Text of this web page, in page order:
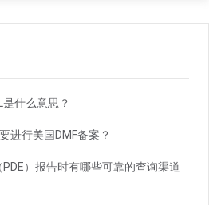
什么意思？
进行美国DMF备案？
）报告时有哪些可靠的查询渠道